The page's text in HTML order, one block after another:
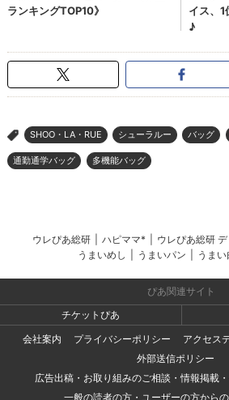
> SHOO・LA・RUE シューラルー バッグ
通勤通学バッグ 多機能バッグ
ウレぴあ総研 ハピママ* ウレぴあ総研
うまいめし
うまいパン うまい
ぴあ関連サイト
チケットぴあ
会社案内
プライバシーポリシー
アクセス
外部送信ポリシー
広告出稿・お取り組みのご相談・情報掲載
一般の読者の方・ユーザーの方から